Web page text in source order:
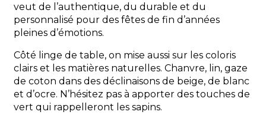
veut de l’authentique, du durable et du
personnalisé pour des fêtes de fin d’années
pleines d’émotions.
Côté linge de table, on mise aussi sur les coloris
clairs et les matières naturelles. Chanvre, lin, gaze
de coton dans des déclinaisons de beige, de blanc
et d’ocre. N’hésitez pas à apporter des touches de
vert qui rappelleront les sapins.